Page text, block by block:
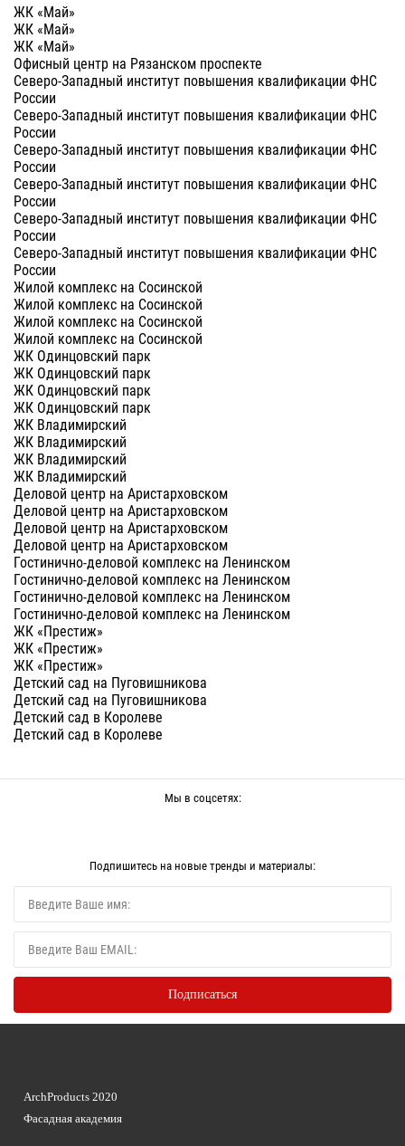
ЖК «Май»
ЖК «Май»
ЖК «Май»
Офисный центр на Рязанском проспекте
Северо-Западный институт повышения квалификации ФНС
России
Северо-Западный институт повышения квалификации ФНС
России
Северо-Западный институт повышения квалификации ФНС
России
Северо-Западный институт повышения квалификации ФНС
России
Северо-Западный институт повышения квалификации ФНС
России
Северо-Западный институт повышения квалификации ФНС
России
Жилой комплекс на Сосинской
Жилой комплекс на Сосинской
Жилой комплекс на Сосинской
Жилой комплекс на Сосинской
ЖК Одинцовский парк
ЖК Одинцовский парк
ЖК Одинцовский парк
ЖК Одинцовский парк
ЖК Владимирский
ЖК Владимирский
ЖК Владимирский
ЖК Владимирский
Деловой центр на Аристарховском
Деловой центр на Аристарховском
Деловой центр на Аристарховском
Деловой центр на Аристарховском
Гостинично-деловой комплекс на Ленинском
Гостинично-деловой комплекс на Ленинском
Гостинично-деловой комплекс на Ленинском
Гостинично-деловой комплекс на Ленинском
ЖК «Престиж»
ЖК «Престиж»
ЖК «Престиж»
Детский сад на Пуговишникова
Детский сад на Пуговишникова
Детский сад в Королеве
Детский сад в Королеве
Мы в соцсетях:
Подпишитесь на новые тренды и материалы:
ArchProducts 2020
Фасадная академия